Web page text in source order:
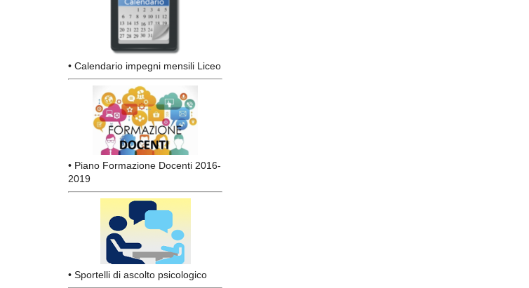
• Calendario impegni mensili Liceo
• Piano Formazione Docenti 2016-
2019
• Sportelli di ascolto psicologico